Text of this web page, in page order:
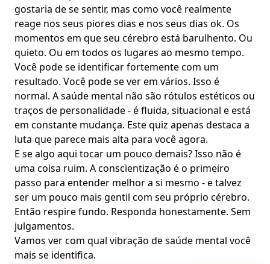
gostaria de se sentir, mas como você realmente
reage nos seus piores dias e nos seus dias ok. Os
momentos em que seu cérebro está barulhento. Ou
quieto. Ou em todos os lugares ao mesmo tempo.
Você pode se identificar fortemente com um
resultado. Você pode se ver em vários. Isso é
normal. A saúde mental não são rótulos estéticos ou
traços de personalidade - é fluida, situacional e está
em constante mudança. Este quiz apenas destaca a
luta que parece mais alta para você agora.
E se algo aqui tocar um pouco demais? Isso não é
uma coisa ruim. A conscientização é o primeiro
passo para entender melhor a si mesmo - e talvez
ser um pouco mais gentil com seu próprio cérebro.
Então respire fundo. Responda honestamente. Sem
julgamentos.
Vamos ver com qual vibração de saúde mental você
mais se identifica.